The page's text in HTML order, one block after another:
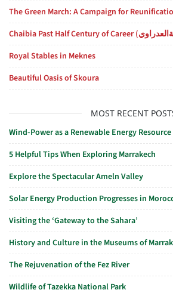
The Green March: A Campaign for
Royal Stables in Meknes
Beautiful Oasis of Skoura
MOST RECENT
Wind-Power as a Renewable Energy
5 Helpful Tips When Exploring Marrakech
Explore the Spectacular Ameln Valley
Solar Energy Production Progresses in
Visiting the ‘Gateway to the Sahara’
History and Culture in the Museums of
The Rejuvenation of the Fez River
Wildlife of Tazekka National Park